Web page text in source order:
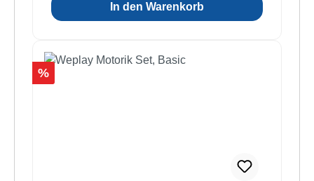
In den Warenkorb
Rabatt
%